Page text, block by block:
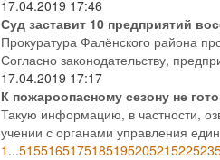
17.04.2019 17:46
Суд заставит 10 предприятий
Прокуратура Фалёнского района
Согласно законодательству,
17.04.2019 17:17
К пожароопасному сезону не
Такую информацию, в частности,
учении с органами управления
1 ...515516517518519520521522523